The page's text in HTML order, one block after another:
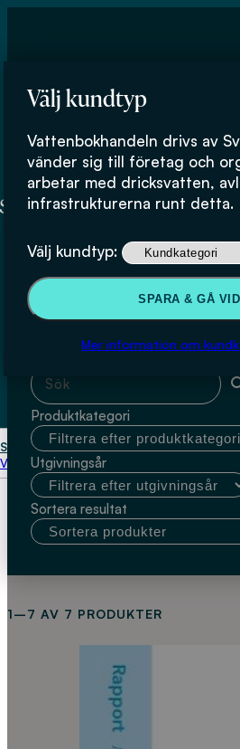
Välj kundtyp
Vattenbokhandeln drivs av
vänder sig till företag och
arbetar med dricksvatten,
infrastrukturerna runt detta.
Välj kundtyp:
SPARA & GÅ
Mer information om
Start Peter Balmér
Välj kundtyp
Peter Balmér
Sök & filtrera
Sök med fritext
Produktkategori
Utgivningsår
Sortera resultat
1–7 AV 7 PRODUKTER